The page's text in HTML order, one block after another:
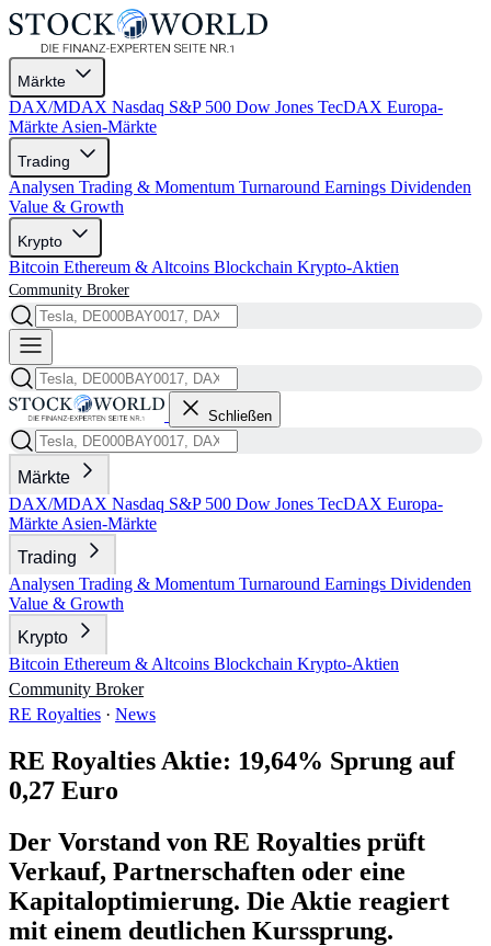
Märkte
DAX/MDAX Nasdaq S&P 500 Dow Jones TecDAX Europa-
Märkte Asien-Märkte
Trading
Analysen Trading & Momentum Turnaround Earnings Dividenden
Value & Growth
Krypto
Bitcoin Ethereum & Altcoins Blockchain Krypto-Aktien
Community Broker
Schließen
Märkte
DAX/MDAX Nasdaq S&P 500 Dow Jones TecDAX Europa-
Märkte Asien-Märkte
Trading
Analysen Trading & Momentum Turnaround Earnings Dividenden
Value & Growth
Krypto
Bitcoin Ethereum & Altcoins Blockchain Krypto-Aktien
Community Broker
RE Royalties · News
RE Royalties Aktie: 19,64% Sprung auf
0,27 Euro
Der Vorstand von RE Royalties prüft
Verkauf, Partnerschaften oder eine
Kapitaloptimierung. Die Aktie reagiert
mit einem deutlichen Kurssprung.